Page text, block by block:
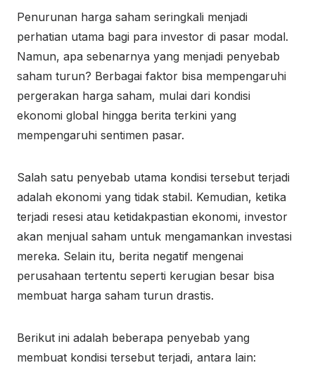
Penurunan harga saham seringkali menjadi
perhatian utama bagi para investor di pasar modal.
Namun, apa sebenarnya yang menjadi penyebab
saham turun? Berbagai faktor bisa mempengaruhi
pergerakan harga saham, mulai dari kondisi
ekonomi global hingga berita terkini yang
mempengaruhi sentimen pasar.
Salah satu penyebab utama kondisi tersebut terjadi
adalah ekonomi yang tidak stabil. Kemudian, ketika
terjadi resesi atau ketidakpastian ekonomi, investor
akan menjual saham untuk mengamankan investasi
mereka. Selain itu, berita negatif mengenai
perusahaan tertentu seperti kerugian besar bisa
membuat harga saham turun drastis.
Berikut ini adalah beberapa penyebab yang
membuat kondisi tersebut terjadi, antara lain: